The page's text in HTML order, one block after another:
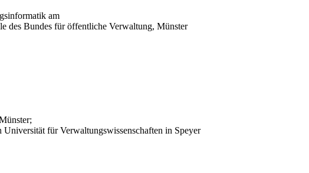
am
des Bundes für öffentliche Verwaltung, Münster
Universität für Verwaltungswissenschaften in Speyer